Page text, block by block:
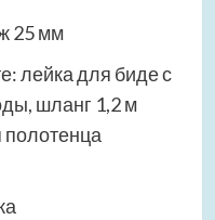
25 мм
лейка для биде с
шланг 1,2 м
полотенца